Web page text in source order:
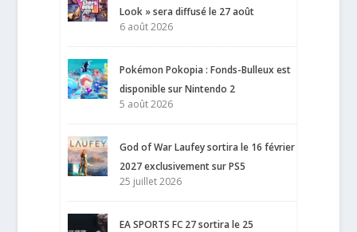
Look » sera diffusé le 27 août
6 août 2026
Pokémon Pokopia : Fonds-Bulleux est
disponible sur Nintendo 2
5 août 2026
God of War Laufey sortira le 16 février
2027 exclusivement sur PS5
25 juillet 2026
EA SPORTS FC 27 sortira le 25